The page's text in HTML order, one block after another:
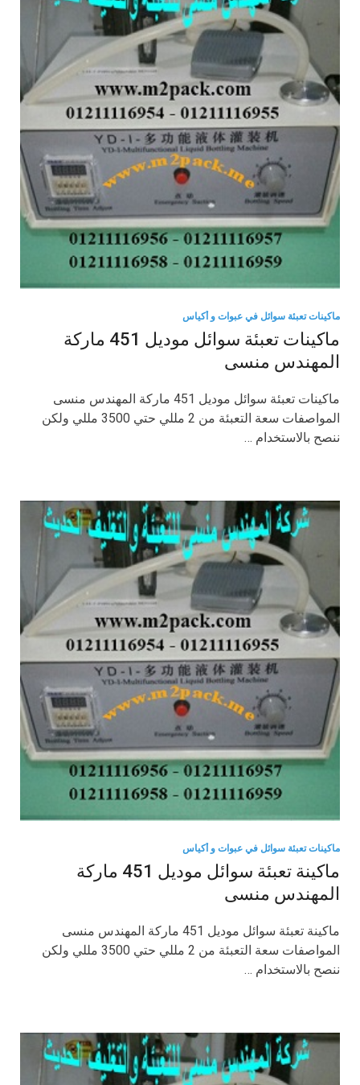
ماكينات تعبئة سوائل في عبوات و أكياس
ماكينات تعبئة سوائل موديل 451 ماركة
المهندس منسى
ماكينات تعبئة سوائل موديل 451 ماركة المهندس منسى
المواصفات سعة التعبئة من 2 مللي حتي 3500 مللي ولكن
ننصح بالاستخدام …
ماكينات تعبئة سوائل في عبوات و أكياس
ماكينة تعبئة سوائل موديل 451 ماركة
المهندس منسى
ماكينة تعبئة سوائل موديل 451 ماركة المهندس منسى
المواصفات سعة التعبئة من 2 مللي حتي 3500 مللي ولكن
ننصح بالاستخدام …